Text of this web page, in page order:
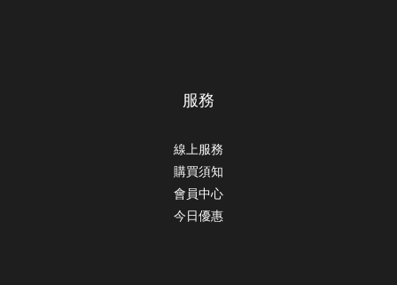
服務
線上服務
購買須知
會員中心
今日優惠